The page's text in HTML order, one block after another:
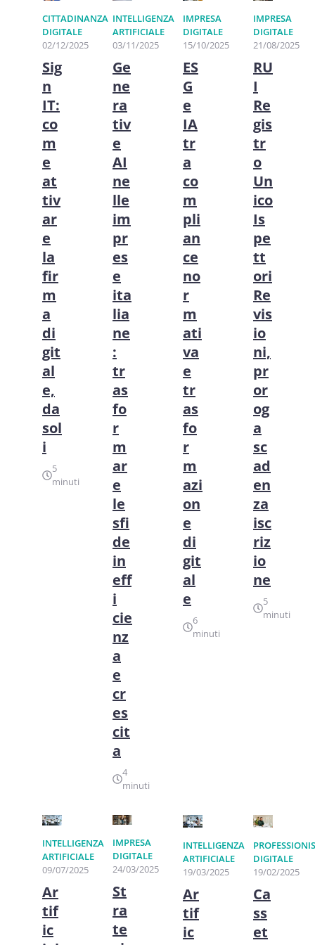
CITTADINANZA
DIGITALE
02/12/2025
Sig
n
IT:
co
m
e
at
tiv
ar
e
la
fir
m
a
di
git
al
e,
da
sol
i
5
minuti
INTELLIGENZA
ARTIFICIALE
03/11/2025
Ge
ne
ra
tiv
e
AI
ne
lle
im
pr
es
e
ita
lia
ne
:
tr
as
fo
r
m
ar
e
le
sfi
de
in
eff
i
cie
nz
a
e
cr
es
cit
a
4
minuti
IMPRESA
DIGITALE
15/10/2025
ES
G
e
IA
tr
a
co
m
pli
an
ce
no
r
m
ati
va
e
tr
as
fo
r
m
azi
on
e
di
git
al
e
6
minuti
IMPRESA
DIGITALE
21/08/2025
RU
I
Re
gis
tr
o
Un
ico
Is
pe
tt
ori
Re
vis
io
ni,
pr
or
og
a
sc
ad
en
za
isc
riz
io
ne
5
minuti
INTELLIGENZA
ARTIFICIALE
09/07/2025
Ar
tif
ic
IMPRESA
DIGITALE
24/03/2025
St
ra
te
INTELLIGENZA
ARTIFICIALE
19/03/2025
Ar
tif
ic
DIGITALE
19/02/2025
Ca
ss
et